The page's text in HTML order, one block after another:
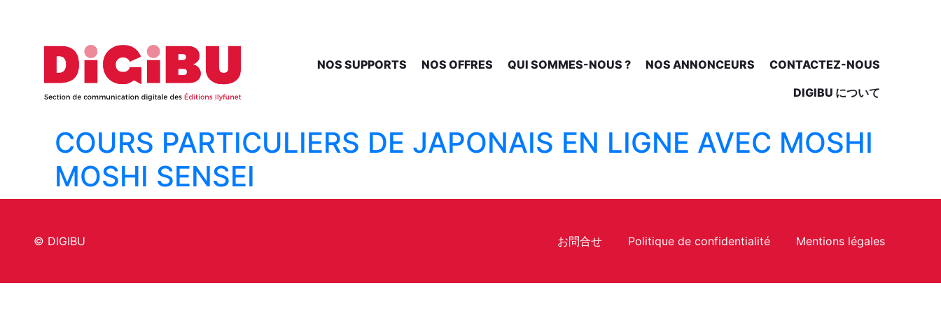
NOS SUPPORTS NOS OFFRES QUI SOMMES-NOUS ? NOS ANNONCEURS
CONTACTEZ-NOUS
DIGIBU について
COURS PARTICULIERS DE JAPONAIS EN LIGNE AVEC MOSHI
MOSHI SENSEI
© DIGIBU お問合せ Politique de confidentialité Mentions légales